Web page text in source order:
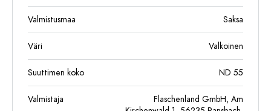
Valmistusmaa Saksa
Väri Valkoinen
Suuttimen koko ND 55
Valmistaja
Flaschenland GmbH, Am